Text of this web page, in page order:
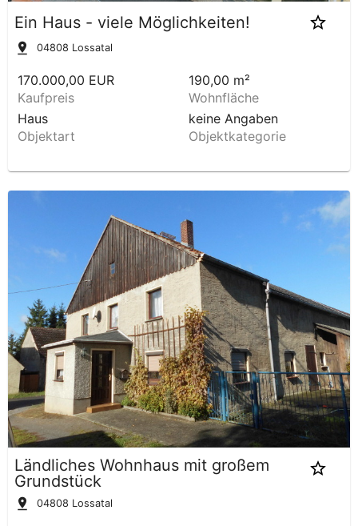
Ein Haus - viele Möglichkeiten!
04808 Lossatal
170.000,00 EUR
Kaufpreis
190,00 m²
Wohnfläche
Haus
Objektart
keine Angaben
Objektkategorie
Ländliches Wohnhaus mit großem
Grundstück
04808 Lossatal